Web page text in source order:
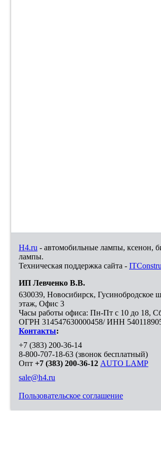
H4.ru - автомобильные лампы, ксенон,
лампы.
Техническая поддержка сайта -
ИП Левченко В.В.
630039, Новосибирск, Гусинобродское
этаж, Офис 3
Часы работы офиса: Пн-Пт с 10 до 18,
ОГРН 314547630000458/ ИНН
Контакты:
+7 (383) 200-36-14
8-800-707-18-63 (звонок бесплатный)
Опт +7 (383) 200-36-12 AUTO LAMP
sale@h4.ru
Пользовательское соглашение